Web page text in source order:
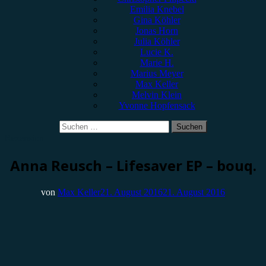
Emilia Knebel
Gina Köhler
Jonas Horn
Julia Köhler
Lucie K.
Marie H.
Marius Meyer
Max Keller
Melvin Klein
Yvonne Hopfensack
Suchen
nach:
Anna Reusch – Lifesaver EP – bouq.
von Max Keller21. August 201621. August 2016